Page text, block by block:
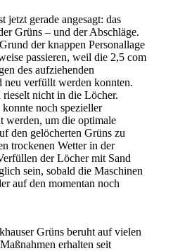
jetzt gerade angesagt: das
Grüns – und der Abschläge.
der knappen Personallage
passieren, weil die 2,5 com
des aufziehenden
neu verfüllt werden konnten.
rieselt nicht in die Löcher.
noch spezieller
werden, um die optimale
den gelöcherten Grüns zu
trockenen Wetter in der
der Löcher mit Sand
sein, sobald die Maschinen
auf den momentan noch
Grüns beruht auf vielen
erhalten seit